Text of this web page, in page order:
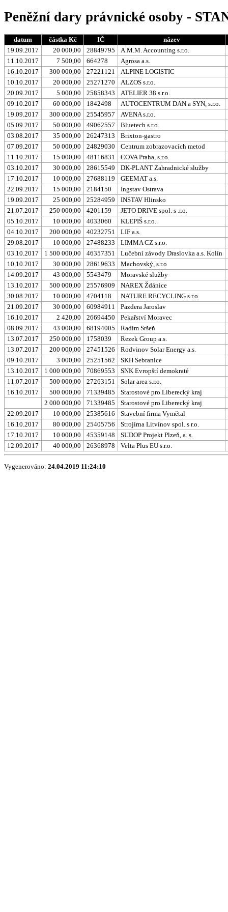
Peněžní dary právnické osoby -
datum částka Kč IČ
název
19.09.2017
20 000,00 28849795
A.M.M. Accounting s.r.o.
11.10.2017
7 500,00 664278
Agrosa a.s.
16.10.2017
300 000,00 27221121
ALPINE LOGISTIC
10.10.2017
20 000,00 25271270
ALZOS s.r.o.
20.09.2017
5 000,00 25858343
ATELIER 38 s.r.o.
09.10.2017
60 000,00 1842498
AUTOCENTRUM DAN a SYN, s.r.o.
19.09.2017
300 000,00 25545957
AVENA s.r.o.
05.09.2017
50 000,00 49062557
Bluetech s.r.o.
03.08.2017
35 000,00 26247313
Brixton-gastro
07.09.2017
50 000,00 24829030
Centrum zobrazovacích metod
11.10.2017
15 000,00 48116831
COVA Praha, s.r.o.
03.10.2017
30 000,00 28615549
DK-PLANT Zahradnické služby
17.10.2017
10 000,00 27688119
GEEMAT a.s.
22.09.2017
15 000,00 2184150
Ingstav Ostrava
19.09.2017
25 000,00 25284959
INSTAV Hlinsko
21.07.2017
250 000,00 4201159
JETO DRIVE spol. s .r.o.
05.10.2017
10 000,00 4033060
KLEPIŠ s.r.o.
04.10.2017
200 000,00 40232751
LIF a.s.
29.08.2017
10 000,00 27488233
LIMMA CZ s.r.o.
03.10.2017
1 500 000,00 46357351
Lučební závody Draslovka a.s. Kolín
10.10.2017
30 000,00 28619633
Machovský, s.r.o
14.09.2017
43 000,00 5543479
Moravské služby
13.10.2017
500 000,00 25576909
NAREX Ždánice
30.08.2017
10 000,00 4704118
NATURE RECYCLING s.r.o.
21.09.2017
30 000,00 60984911
Pazdera Jaroslav
16.10.2017
2 420,00 26694450
Pekařství Moravec
08.09.2017
43 000,00 68194005
Radim Sršeň
13.07.2017
250 000,00 1758039
Rezek Group a.s.
13.07.2017
200 000,00 27451526
Rodvinov Solar Energy a.s.
09.10.2017
3 000,00 25251562
SKH Sebranice
13.10.2017
1 000 000,00 70869553
SNK Evropští demokraté
11.07.2017
500 000,00 27263151
Solar area s.r.o.
16.10.2017
500 000,00 71339485
Starostové pro Liberecký kraj
2 000 000,00
71339485
Starostové pro Liberecký kraj
22.09.2017
10 000,00 25385616
Stavební firma Vymětal
16.10.2017
80 000,00 25405756
Strojírna Litvínov spol. s r.o.
17.10.2017
10 000,00 45359148
SUDOP Projekt Plzeň, a. s.
12.09.2017
40 000,00 26368978 Velta Plus EU s.r.o.
Vygenerováno: 24.04.2019 11:24:10